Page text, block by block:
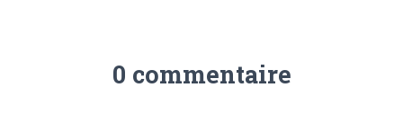
0 commentaire